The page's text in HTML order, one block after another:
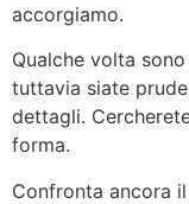
accorgiamo.
Qualche volta
tuttavia siate
dettagli.
forma.
Confronta ancora